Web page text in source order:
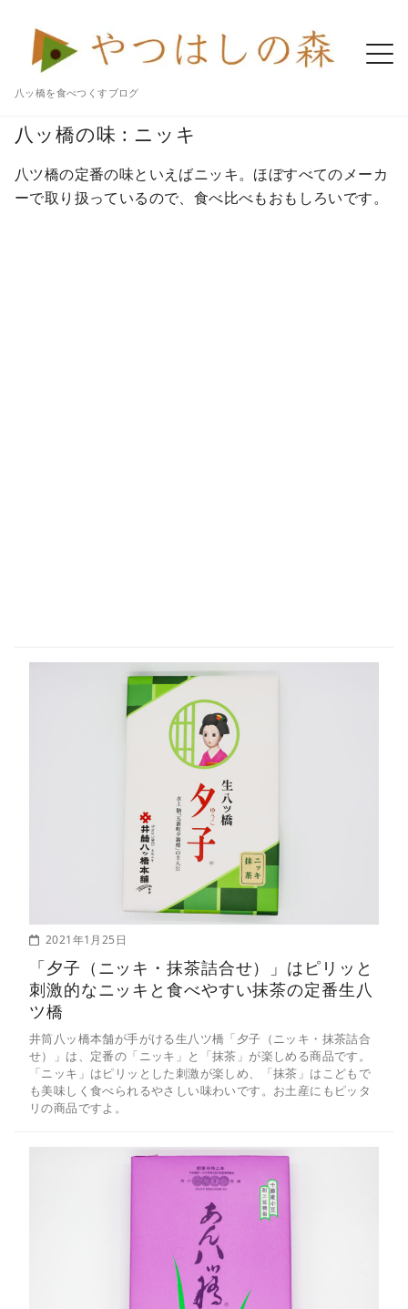
八ッ橋を食べつくすブログ
八ッ橋の味 : ニッキ
八ツ橋の定番の味といえばニッキ。ほぼすべてのメーカ
ーで取り扱っているので、食べ比べもおもしろいです。
2021年1月25日
「夕子（ニッキ・抹茶詰合せ）」はピリッと
刺激的なニッキと食べやすい抹茶の定番生八
ツ橋
井筒八ッ橋本舗が手がける生八ツ橋「夕子（ニッキ・抹茶詰合
せ）」は、定番の「ニッキ」と「抹茶」が楽しめる商品です。
「ニッキ」はピリッとした刺激が楽しめ、「抹茶」はこどもで
も美味しく食べられるやさしい味わいです。お土産にもピッタ
リの商品ですよ。